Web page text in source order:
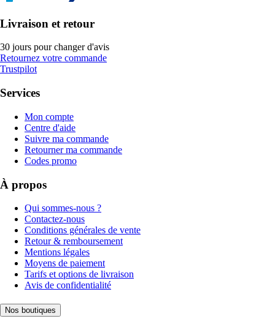
Livraison et retour
30 jours pour changer d'avis
Retournez votre commande
Trustpilot
Services
Mon compte
Centre d'aide
Suivre ma commande
Retourner ma commande
Codes promo
À propos
Qui sommes-nous ?
Contactez-nous
Conditions générales de vente
Retour & remboursement
Mentions légales
Moyens de paiement
Tarifs et options de livraison
Avis de confidentialité
Nos boutiques